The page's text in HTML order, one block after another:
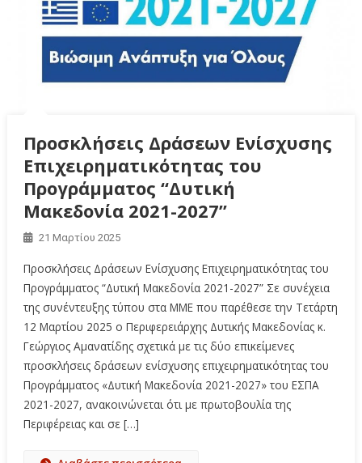
Προσκλήσεις Δράσεων Ενίσχυσης
Επιχειρηματικότητας του
Προγράμματος “Δυτική
Μακεδονία 2021-2027”
21 Μαρτίου 2025
Προσκλήσεις Δράσεων Ενίσχυσης Επιχειρηματικότητας του
Προγράμματος “Δυτική Μακεδονία 2021-2027” Σε συνέχεια
της συνέντευξης τύπου στα ΜΜΕ που παρέθεσε την Τετάρτη
12 Mαρτίου 2025 ο Περιφερειάρχης Δυτικής Μακεδονίας κ.
Γεώργιος Αμανατίδης σχετικά με τις δύο επικείμενες
προσκλήσεις δράσεων ενίσχυσης επιχειρηματικότητας του
Προγράμματος «Δυτική Μακεδονία 2021-2027» του ΕΣΠΑ
2021-2027, ανακοινώνεται ότι με πρωτοβουλία της
Περιφέρειας και σε […]